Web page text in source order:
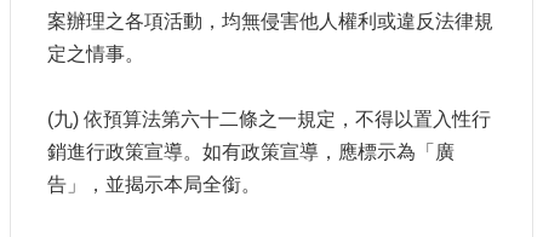
案辦理之各項活動，均無侵害他人權利或違反法律規
定之情事。
(九) 依預算法第六十二條之一規定，不得以置入性行
銷進行政策宣導。如有政策宣導，應標示為「廣
告」，並揭示本局全銜。